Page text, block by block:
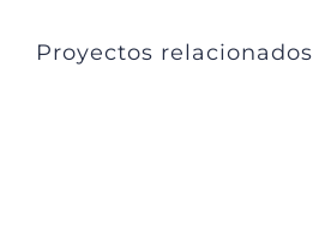
Proyectos relacionados